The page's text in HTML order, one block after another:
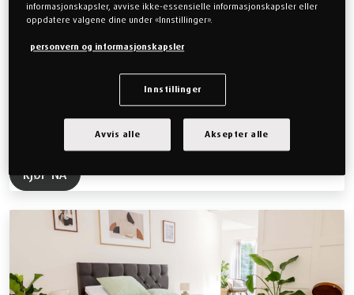
Fra27 999 Kr
dine behov og preferanser
Perfekt komplement til TEMPUR®-madrasser for en
komplett søvnopplevelse og optimal ytelse
Finnes i flere forskjellige farger, gavler og sengben for å
matche din personlige stil og innredning
KJØP NÅ
informasjonskapsler, avvise ikke-essensielle informasjonskapsler eller
oppdatere valgene dine under «Innstillinger».
personvern og informasjonskapsler
Innstillinger
Avvis alle Aksepter alle